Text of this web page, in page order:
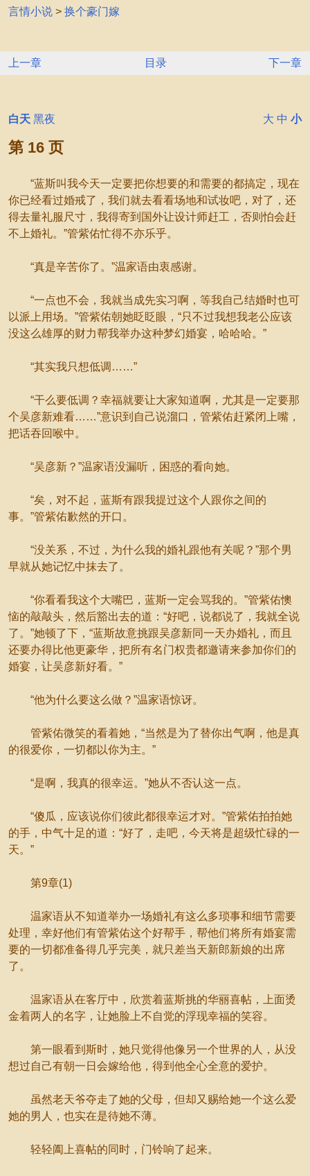
言情小说 > 换个豪门嫁
上一章 目录 下一章
白天 黑夜 大 中 小
第 16 页
“蓝斯叫我今天一定要把你想要的和需要的都搞定，现在
你已经看过婚戒了，我们就去看看场地和试妆吧，对了，还
得去量礼服尺寸，我得寄到国外让设计师赶工，否则怕会赶
不上婚礼。”管紫佑忙得不亦乐乎。
“真是辛苦你了。”温家语由衷感谢。
“一点也不会，我就当成先实习啊，等我自己结婚时也可
以派上用场。”管紫佑朝她眨眨眼，“只不过我想我老公应该
没这么雄厚的财力帮我举办这种梦幻婚宴，哈哈哈。”
“其实我只想低调……”
“干么要低调？幸福就要让大家知道啊，尤其是一定要那
个吴彦新难看……”意识到自己说溜口，管紫佑赶紧闭上嘴，
把话吞回喉中。
“吴彦新？”温家语没漏听，困惑的看向她。
“矣，对不起，蓝斯有跟我提过这个人跟你之间的
事。”管紫佑歉然的开口。
“没关系，不过，为什么我的婚礼跟他有关呢？”那个男
早就从她记忆中抹去了。
“你看看我这个大嘴巴，蓝斯一定会骂我的。”管紫佑懊
恼的敲敲头，然后豁出去的道：“好吧，说都说了，我就全说
了。”她顿了下，“蓝斯故意挑跟吴彦新同一天办婚礼，而且
还要办得比他更豪华，把所有名门权贵都邀请来参加你们的
婚宴，让吴彦新好看。”
“他为什么要这么做？”温家语惊讶。
管紫佑微笑的看着她，“当然是为了替你出气啊，他是真
的很爱你，一切都以你为主。”
“是啊，我真的很幸运。”她从不否认这一点。
“傻瓜，应该说你们彼此都很幸运才对。”管紫佑拍拍她
的手，中气十足的道：“好了，走吧，今天将是超级忙碌的一
天。”
第9章(1)
温家语从不知道举办一场婚礼有这么多琐事和细节需要
处理，幸好他们有管紫佑这个好帮手，帮他们将所有婚宴需
要的一切都准备得几乎完美，就只差当天新郎新娘的出席
了。
温家语从在客厅中，欣赏着蓝斯挑的华丽喜帖，上面烫
金着两人的名字，让她脸上不自觉的浮现幸福的笑容。
第一眼看到斯时，她只觉得他像另一个世界的人，从没
想过自己有朝一日会嫁给他，得到他全心全意的爱护。
虽然老天爷夺走了她的父母，但却又赐给她一个这么爱
她的男人，也实在是待她不薄。
轻轻阖上喜帖的同时，门铃响了起来。